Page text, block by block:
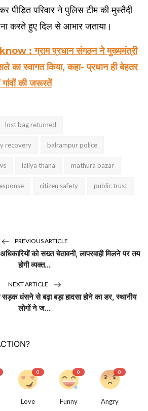
पीड़ित परिवार ने पुलिस टीम की मुस्तैदी
करते हुए दिल से आभार जताया।
: ग्राम प्रधान संगठन ने मुख्यमंत्री
का स्वागत किया, कहा- प्रधान ही बेहतर
की जरूरतें
lost bag returned
recovery balrampur police
laliya thana mathura bazar
citizen safety public trust
PREVIOUS ARTICLE
को सख्त चेतावनी, लापरवाही मिलने पर तय
होगी व्यक्त...
NEXT ARTICLE
धंसने से बढ़ा बड़ा हादसा होने का डर, स्थानीय
लोगों ने ज...
0
Love
0
Funny
0
Angry